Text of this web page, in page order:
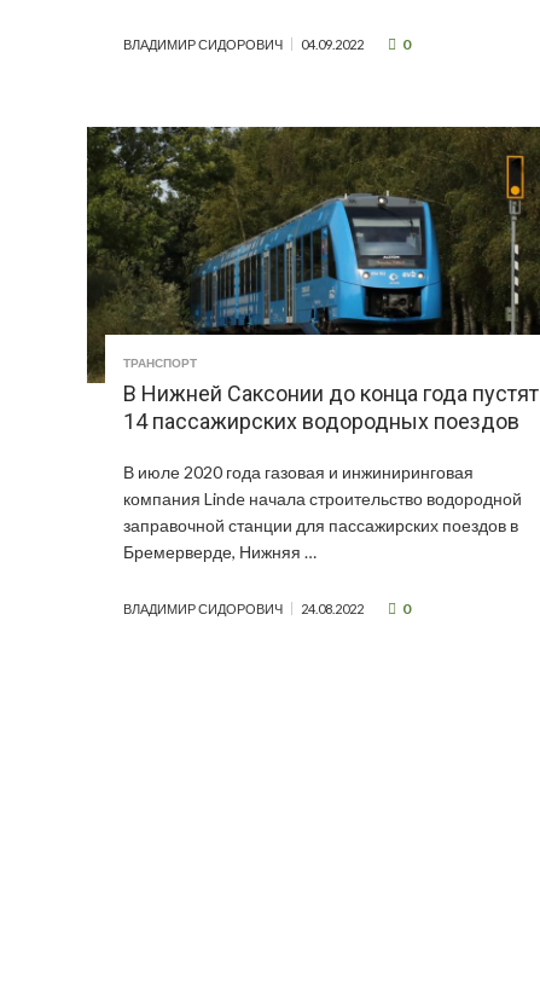
ВЛАДИМИР СИДОРОВИЧ 04.09.2022 0
ТРАНСПОРТ
В Нижней Саксонии до конца года пустят
14 пассажирских водородных поездов
В июле 2020 года газовая и инжиниринговая
компания Linde начала строительство водородной
заправочной станции для пассажирских поездов в
Бремерверде, Нижняя …
ВЛАДИМИР СИДОРОВИЧ 24.08.2022 0